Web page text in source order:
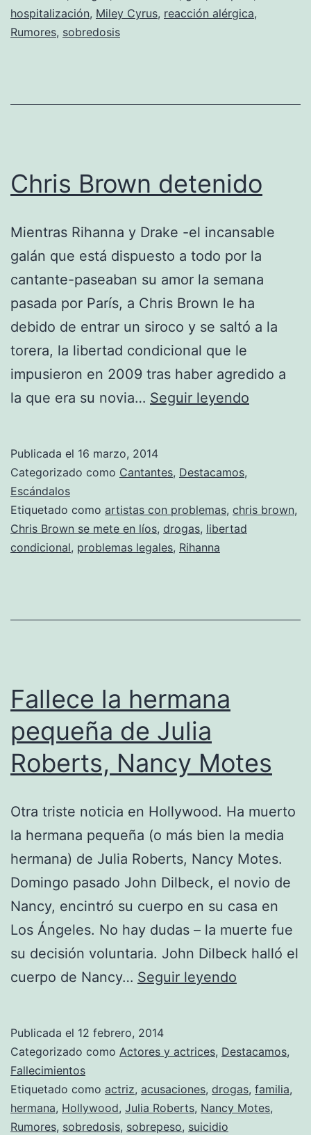
las
hospitalización, Miley Cyrus, reacción alérgica,
Rumores, sobredosis
Chris Brown detenido
Mientras Rihanna y Drake -el incansable
galán que está dispuesto a todo por la
cantante-paseaban su amor la semana
pasada por París, a Chris Brown le ha
debido de entrar un siroco y se saltó a la
torera, la libertad condicional que le
impusieron en 2009 tras haber agredido a
la que era su novia… Seguir leyendo
Publicada el 16 marzo, 2014
Categorizado como Cantantes, Destacamos,
Escándalos
Etiquetado como artistas con problemas, chris brown,
Chris Brown se mete en líos, drogas, libertad
condicional, problemas legales, Rihanna
Fallece la hermana
pequeña de Julia
Roberts, Nancy Motes
Otra triste noticia en Hollywood. Ha muerto
la hermana pequeña (o más bien la media
hermana) de Julia Roberts, Nancy Motes.
Domingo pasado John Dilbeck, el novio de
Nancy, encintró su cuerpo en su casa en
Los Ángeles. No hay dudas – la muerte fue
su decisión voluntaria. John Dilbeck halló el
cuerpo de Nancy… Seguir leyendo
pequeña
Julia
Roberts,
Publicada el 12 febrero, 2014
Categorizado como Actores y actrices, Destacamos,
Fallecimientos
Etiquetado como actriz, acusaciones, drogas, familia,
hermana, Hollywood, Julia Roberts, Nancy Motes,
Rumores, sobredosis, sobrepeso, suicidio